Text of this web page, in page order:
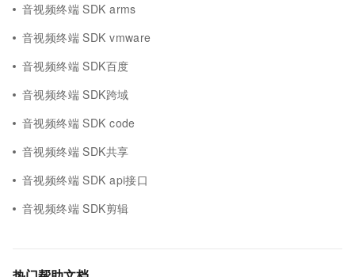
音视频终端 SDK arms
音视频终端 SDK vmware
音视频终端 SDK百度
音视频终端 SDK跨域
音视频终端 SDK code
音视频终端 SDK共享
音视频终端 SDK api接口
音视频终端 SDK剪辑